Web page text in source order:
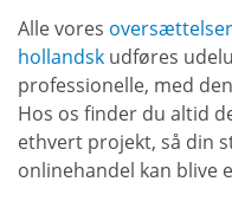
Alle vores
hollandsk udføres
professionelle, med
Hos os finder du altid
ethvert projekt, så din
onlinehandel kan blive